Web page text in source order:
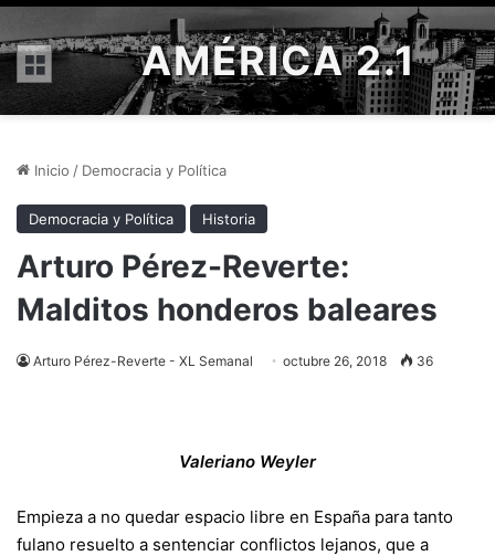
Menú AMÉRICA 2.1
Inicio / Democracia y Política
Democracia y Política Historia
Arturo Pérez-Reverte:
Malditos honderos baleares
Arturo Pérez-Reverte - XL Semanal octubre 26, 2018 36
Valeriano Weyler
Empieza a no quedar espacio libre en España para tanto
fulano resuelto a sentenciar conflictos lejanos, que a